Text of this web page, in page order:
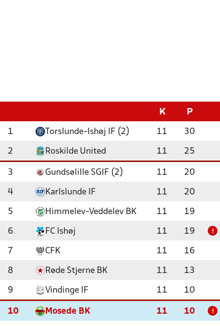
K P
1 Torslunde-Ishøj IF (2) 11 30
2 Roskilde United 11 25
3 Gundsølille SGIF (2) 11 20
4 Karlslunde IF 11 20
5 Himmelev-Veddelev BK 11 19
6 FC Ishøj 11 19 !
7 CFK 11 16
8 Røde Stjerne BK 11 13
9 Vindinge IF 11 10
10 Mosede BK 11 10 !